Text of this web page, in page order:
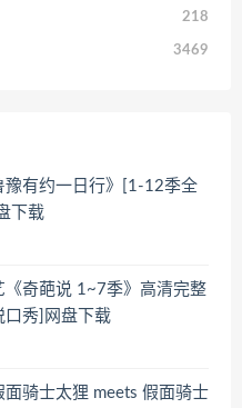
218
3469
豫有约一日行》[1-12季全
下载
《奇葩说 1~7季》高清完整
口秀]网盘下载
面骑士太狸 meets 假面骑士